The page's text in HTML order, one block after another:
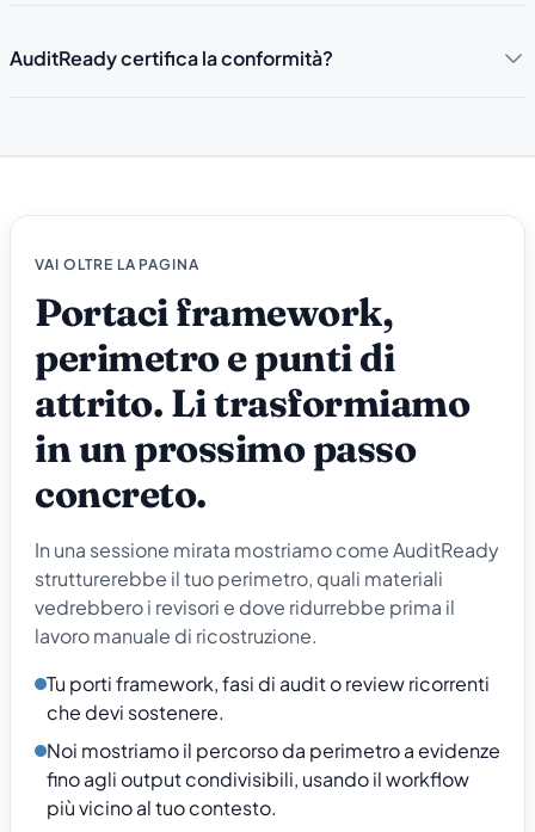
AuditReady certifica la conformità?
VAI OLTRE LA PAGINA
Portaci framework,
perimetro e punti di
attrito. Li trasformiamo
in un prossimo passo
concreto.
In una sessione mirata mostriamo come AuditReady
strutturerebbe il tuo perimetro, quali materiali
vedrebbero i revisori e dove ridurrebbe prima il
lavoro manuale di ricostruzione.
Tu porti framework, fasi di audit o review ricorrenti
che devi sostenere.
Noi mostriamo il percorso da perimetro a evidenze
fino agli output condivisibili, usando il workflow
più vicino al tuo contesto.